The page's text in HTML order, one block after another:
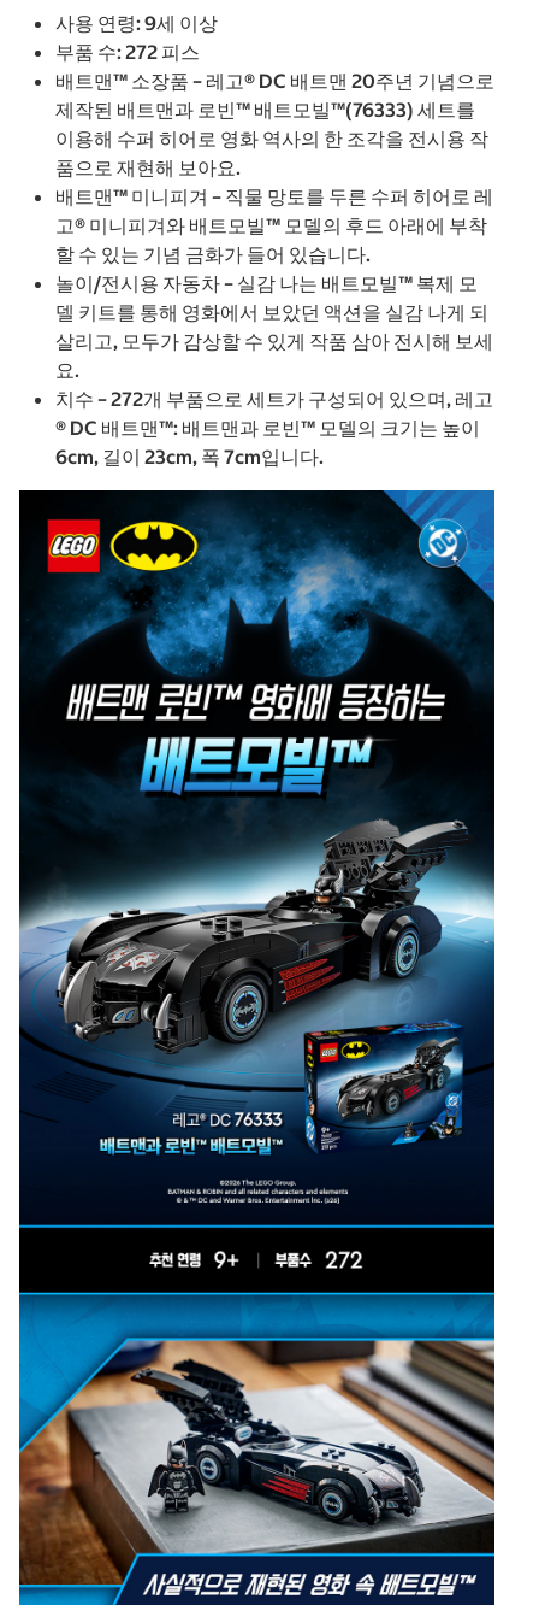
사용 연령: 9세 이상
부품 수: 272 피스
배트맨™ 소장품 – 레고® DC 배트맨 20주년 기념으로
제작된 배트맨과 로빈™ 배트모빌™(76333) 세트를
이용해 수퍼 히어로 영화 역사의 한 조각을 전시용 작
품으로 재현해 보아요.
배트맨™ 미니피겨 – 직물 망토를 두른 수퍼 히어로 레
고® 미니피겨와 배트모빌™ 모델의 후드 아래에 부착
할 수 있는 기념 금화가 들어 있습니다.
놀이/전시용 자동차 – 실감 나는 배트모빌™ 복제 모
델 키트를 통해 영화에서 보았던 액션을 실감 나게 되
살리고, 모두가 감상할 수 있게 작품 삼아 전시해 보세
요.
치수 – 272개 부품으로 세트가 구성되어 있으며, 레고
® DC 배트맨™: 배트맨과 로빈™ 모델의 크기는 높이
6cm, 길이 23cm, 폭 7cm입니다.